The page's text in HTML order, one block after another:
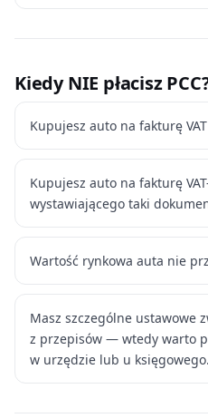
Kiedy NIE płacisz
Kupujesz auto na fakturę
Kupujesz auto na fakturę
wystawiającego taki
Wartość rynkowa auta nie
Masz szczególne ustawowe
z przepisów — wtedy warto
w urzędzie lub u księgowego.